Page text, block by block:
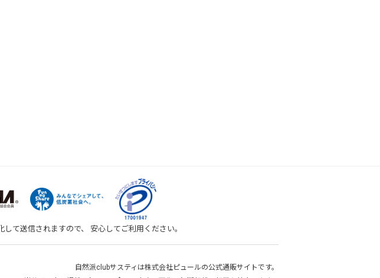
て送信されますので、 安心してご利用ください。
自然派clubサスティは株式会社ピュールの公式通販サイトです。